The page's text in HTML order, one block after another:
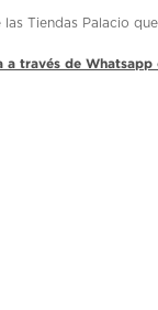
las Tiendas Palacio
a través de